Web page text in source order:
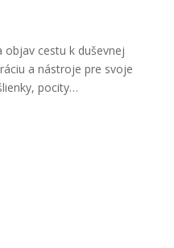
objav cestu k duševnej
a nástroje pre svoje
pocity…